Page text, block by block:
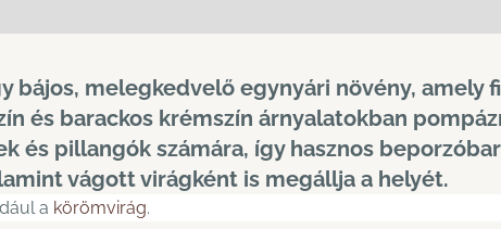
bájos, melegkedvelő egynyári növény, amely
és barackos krémszín árnyalatokban
és pillangók számára, így hasznos
vágott virágként is megállja a helyét.
a körömvirág.